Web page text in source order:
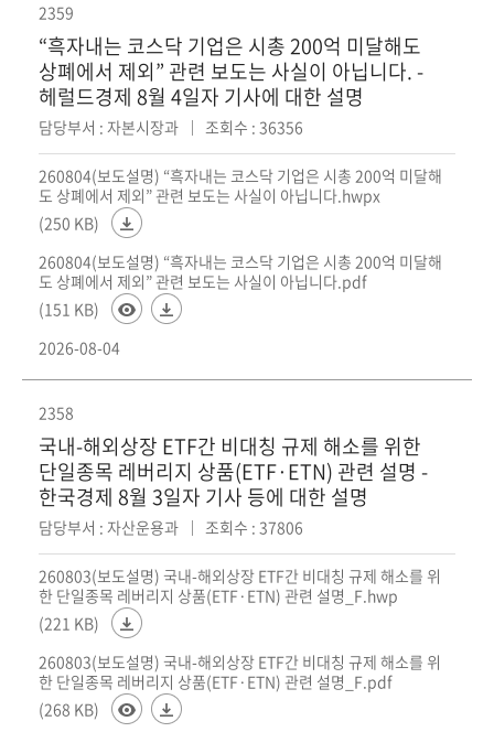
2359
“흑자내는 코스닥 기업은 시총 200억 미달해도
상폐에서 제외” 관련 보도는 사실이 아닙니다. -
헤럴드경제 8월 4일자 기사에 대한 설명
담당부서 : 자본시장과 조회수 : 36356
260804(보도설명) “흑자내는 코스닥 기업은 시총 200억 미달해
도 상폐에서 제외” 관련 보도는 사실이 아닙니다.hwpx
(250 KB)
260804(보도설명) “흑자내는 코스닥 기업은 시총 200억 미달해
도 상폐에서 제외” 관련 보도는 사실이 아닙니다.pdf
(151 KB)
2026-08-04
2358
국내-해외상장 ETF간 비대칭 규제 해소를 위한
단일종목 레버리지 상품(ETF·ETN) 관련 설명 -
한국경제 8월 3일자 기사 등에 대한 설명
담당부서 : 자산운용과 조회수 : 37806
260803(보도설명) 국내-해외상장 ETF간 비대칭 규제 해소를 위
한 단일종목 레버리지 상품(ETF·ETN) 관련 설명_F.hwp
(221 KB)
260803(보도설명) 국내-해외상장 ETF간 비대칭 규제 해소를 위
한 단일종목 레버리지 상품(ETF·ETN) 관련 설명_F.pdf
(268 KB)